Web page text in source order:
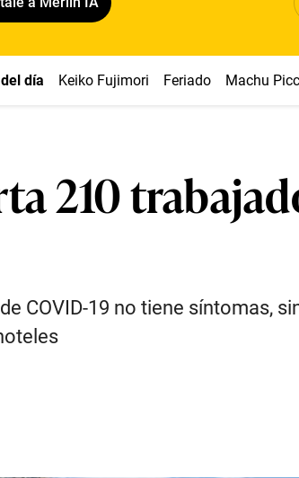
día Keiko Fujimori Feriado Machu
210
COVID-19 no tiene síntomas,